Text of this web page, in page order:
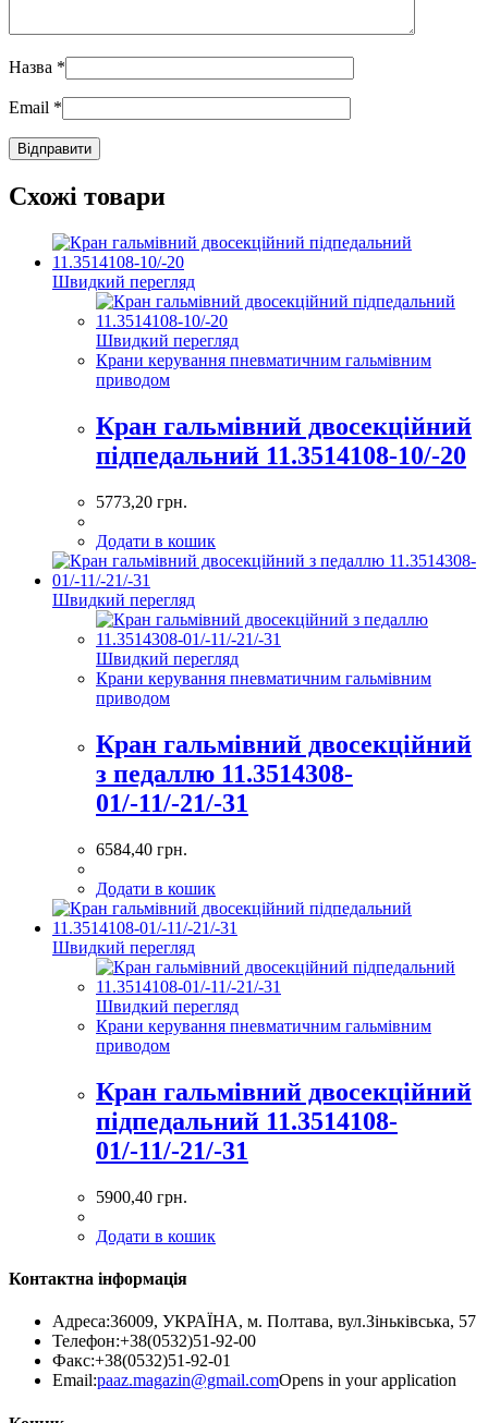
Назва *
Email *
Схожі товари
Швидкий перегляд
Швидкий перегляд
Крани керування пневматичним гальмівним
приводом
Кран гальмівний двосекційний
підпедальний 11.3514108-10/-20
5773,20 грн.
Додати в кошик
Швидкий перегляд
Швидкий перегляд
Крани керування пневматичним гальмівним
приводом
Кран гальмівний двосекційний
з педаллю 11.3514308-
01/-11/-21/-31
6584,40 грн.
Додати в кошик
Швидкий перегляд
Швидкий перегляд
Крани керування пневматичним гальмівним
приводом
Кран гальмівний двосекційний
підпедальний 11.3514108-
01/-11/-21/-31
5900,40 грн.
Додати в кошик
Контактна інформація
Адреса:36009, УКРАЇНА, м. Полтава, вул.Зіньківська, 57
Телефон:+38(0532)51-92-00
Факс:+38(0532)51-92-01
Email:paaz.magazin@gmail.comOpens in your application